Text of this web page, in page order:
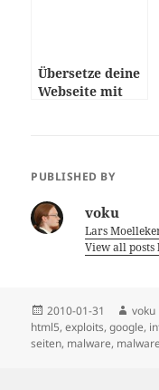
Übersetze deine
Webseite mit
PUBLISHED BY
voku
Lars
View all
Posted
on
2010-01-31 Author
voku
html5,exploits,google,
seiten, malware,